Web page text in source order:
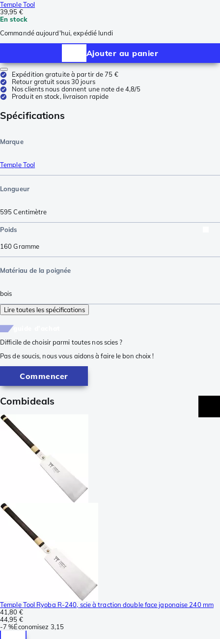
Temple Tool
39,95 €
En stock
Commandé aujourd'hui, expédié lundi
Ajouter au panier
Expédition gratuite à partir de 75 €
Retour gratuit sous 30 jours
Nos clients nous donnent une note de 4,8/5
Produit en stock, livraison rapide
Spécifications
Marque
Temple Tool
Longueur
595Centimètre
Poids
160Gramme
Matériau de la poignée
bois
Lire toutes les spécifications
Difficile de choisir parmi toutes nos scies ?
Pas de soucis, nous vous aidons à faire le bon choix !
Commencer
Combideals
Temple Tool Ryoba R-240, scie à traction double face japonaise 240 mm
41,80 €
44,95 €
-7 %Économisez 3,15